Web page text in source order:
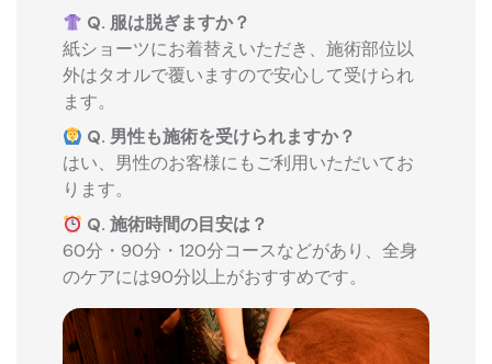
Q. 服は脱ぎますか？
紙ショーツにお着替えいただき、施術部位以
外はタオルで覆いますので安心して受けられ
ます。
Q. 男性も施術を受けられますか？
はい、男性のお客様にもご利用いただいてお
ります。
Q. 施術時間の目安は？
60分・90分・120分コースなどがあり、全身
のケアには90分以上がおすすめです。